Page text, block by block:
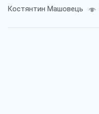
Костянтин Машовець